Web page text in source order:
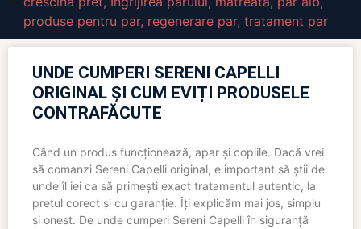
produse pentru par, regenerare par, tratament par
UNDE CUMPERI SERENI CAPELLI
ORIGINAL ȘI CUM EVIȚI PRODUSELE
CONTRAFĂCUTE
Când un produs funcționează, apar și copiile. Dacă vrei
să comanzi Sereni Capelli original, e important să știi de
unde îl iei ca să primești exact tratamentul autentic, la
prețul corect și cu garanție. Îți explicăm mai jos, simplu
și onest. De unde cumperi Sereni Capelli în siguranță